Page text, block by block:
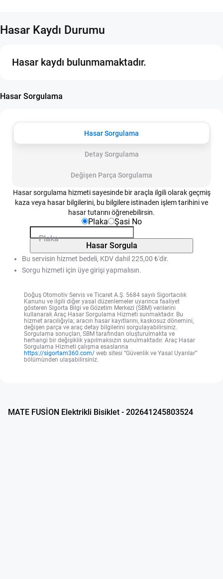
Hasar Kaydı Durumu
Hasar kaydı bulunmamaktadır.
Hasar Sorgulama
Hasar Sorgulama
Detay Sorgulama
Değişen Parça Sorgulama
Hasar sorgulama hizmeti sayesinde bir araçla ilgili olarak geçmiş
kaza veya hasar bilgilerini, bu bilgilere istinaden işlem tarihini ve
hasar tutarını öğrenebilirsin.
Plaka
Şasi No
Plaka
Hasar Sorgula
Bu servisin hizmet bedeli, KDV dahil 225,00 ₺'dir.
Sorgu hizmeti için üye girişi yapmalısın.
Doğuş Otomotiv Servis ve Ticaret A.Ş. 5684 sayılı Sigortacılık
Kanunu ve ilgili diğer yasal düzenlemeler uyarınca faaliyet
gösteren Sigorta Bilgi ve Gözetim Merkezi (SBM) verilerini
kullanarak Araç Hasar Sorgulama Hizmeti sunmaktadır. Bu
hizmet aracılığıyla; aracın hasar kayıtlarını, kaskosuz dönemini,
değişen parça ve araç detay bilgilerini sorgulayabilirsiniz.
Sorgulama sonuçları, SBM tarafından oluşturulmakta ve
herhangi bir değişiklik yapılmaksızın sunulmaktadır. Araç Hasar
Sorgulama Hizmeti çalışma esaslarına
https://sigortam360.com/ web sitesi “Güvenlik ve Yasal Uyarılar”
bölümünden ulaşabilirsiniz.
MATE FUSİON Elektrikli Bisiklet - 202641245803524